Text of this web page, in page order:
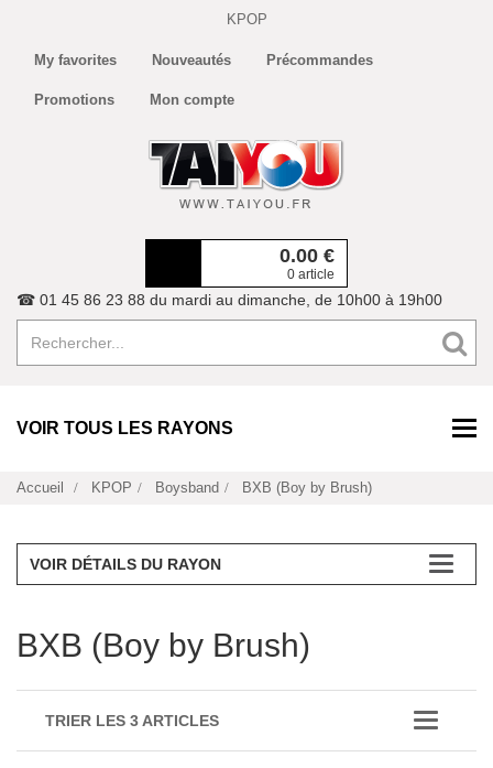
KPOP
My favorites Nouveautés Précommandes
Promotions Mon compte
0.00 €
0 article
☎ 01 45 86 23 88 du mardi au dimanche, de 10h00 à 19h00
VOIR TOUS LES RAYONS
Accueil KPOP Boysband BXB (Boy by Brush)
VOIR DÉTAILS DU RAYON
BXB (Boy by Brush)
TRIER LES 3 ARTICLES